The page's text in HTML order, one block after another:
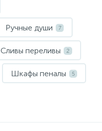
Ручные души 7
Сливы переливы 2
Шкафы пеналы 5